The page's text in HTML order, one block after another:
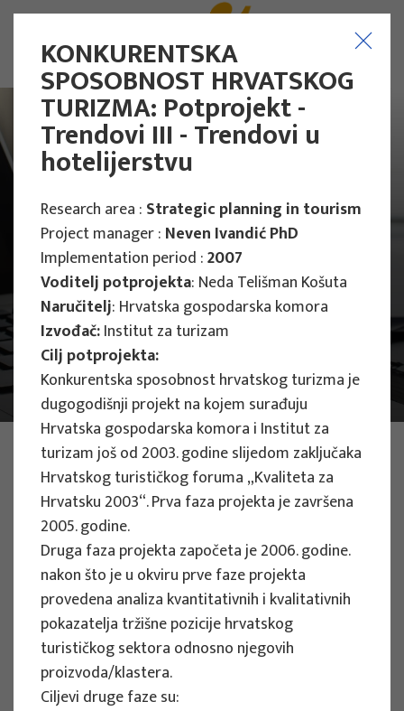
Main Projects
PHOTO: ILUSTRATIVNA FOTOGRAFIJA
Projects
EU PROJECTS
People Powered Tourism -
empowerment of local communities
through co-designing experience
KONKURENTSKA
SPOSOBNOST HRVATSKOG
TURIZMA: Potprojekt -
Trendovi III - Trendovi u
hotelijerstvu
Research area : Strategic planning in tourism
Project manager : Neven Ivandić PhD
Implementation period :2007
Voditelj potprojekta: Neda Telišman Košuta
Naručitelj: Hrvatska gospodarska komora
Izvođač:Institut za turizam
Cilj potprojekta:
Konkurentska sposobnost hrvatskog turizma je
dugogodišnji projekt na kojem surađuju
Hrvatska gospodarska komora i Institut za
turizam još od 2003. godine slijedom zaključaka
Hrvatskog turističkog foruma „Kvaliteta za
Hrvatsku 2003“. Prva faza projekta je završena
2005. godine.
Druga faza projekta započeta je 2006. godine.
nakon što je u okviru prve faze projekta
provedena analiza kvantitativnih i kvalitativnih
pokazatelja tržišne pozicije hrvatskog
turističkog sektora odnosno njegovih
proizvoda/klastera.
Ciljevi druge faze su: